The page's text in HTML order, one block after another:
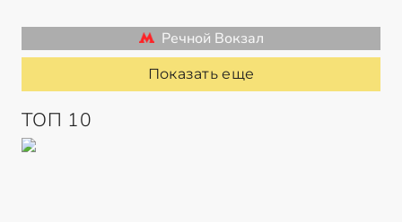
Речной Вокзал
Показать еще
ТОП 10